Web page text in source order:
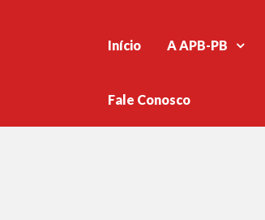
Início A APB-PB
Fale Conosco